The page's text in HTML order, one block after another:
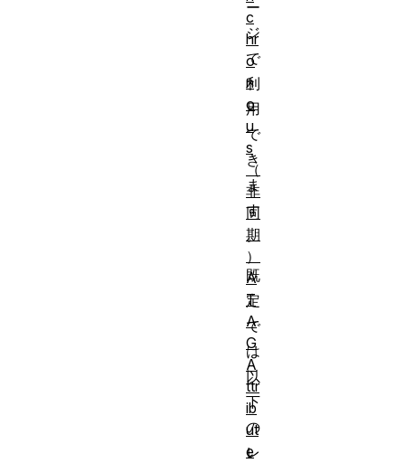
ー
ジ
で
利
用
で
き
ま
す
。
既
定
で
は
以
下
の
レ
c
hr
o
n
o
u
s
（
非
同
期
）
A
T
A
G
A
ttr
ib
ut
e